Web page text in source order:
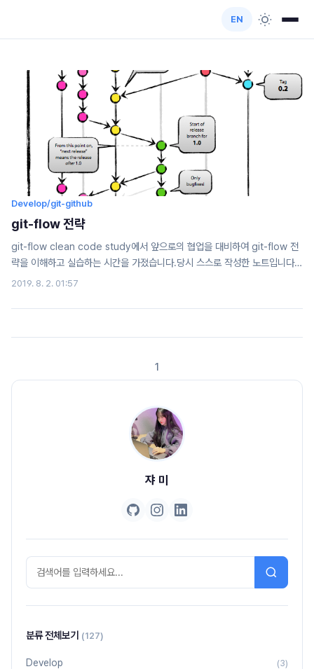
EN
Develop/git-github
git-flow 전략
git-flow clean code study에서 앞으로의 협업을 대비하여 git-flow 전
략을 이해하고 실습하는 시간을 가졌습니다.당시 스스로 작성한 노트입니다.
git-flow 전략을 이해하기 위해 아래 우아한 형제들 블로그를 참고했습니다.
mobile-git-branch-strategy.html 우린 Git-flow를 사용하고 있어요 -
2019. 8. 2. 01:57
1
쟈 미
분류 전체보기 (127)
Develop (3)